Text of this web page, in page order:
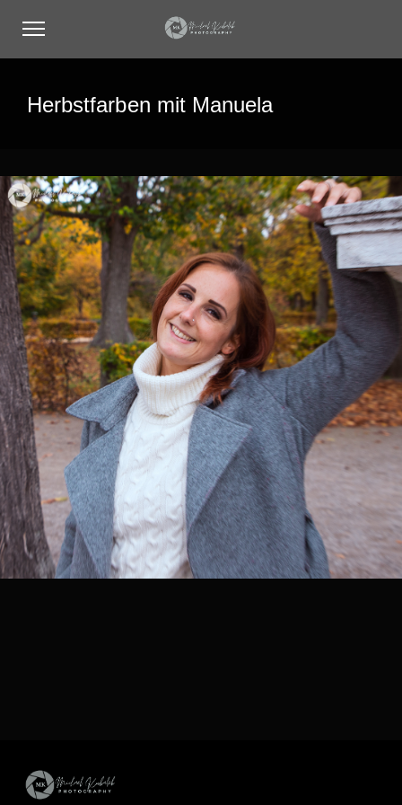
Herbstfarben mit Manuela